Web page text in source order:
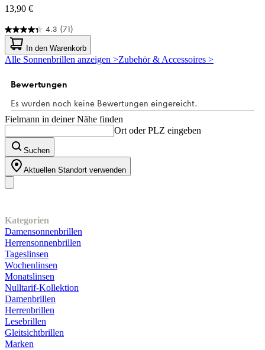
13,90 €
4.3 (71)
4.3
von
5
Sternen.
Bewertungen
In den Warenkorb
Alle Sonnenbrillen anzeigen >Zubehör & Accessoires >
Fielmann in deiner Nähe finden
Ort oder PLZ eingeben
Suchen
Aktuellen Standort verwenden
Kategorien
Damensonnenbrillen
Herrensonnenbrillen
Tageslinsen
Wochenlinsen
Monatslinsen
Nulltarif-Kollektion
Damenbrillen
Herrenbrillen
Lesebrillen
Gleitsichtbrillen
Marken